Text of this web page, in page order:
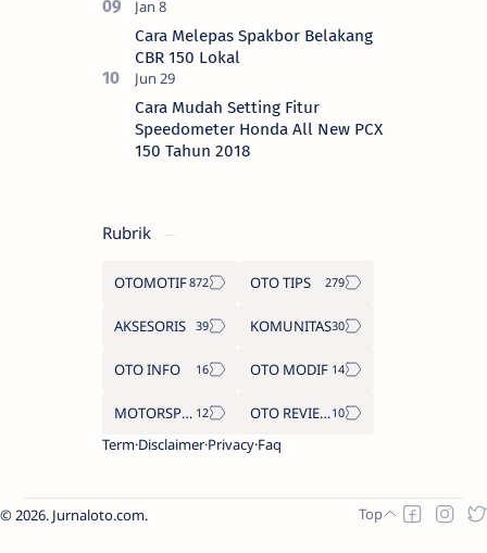
Cara Melepas Spakbor Belakang
CBR 150 Lokal
Cara Mudah Setting Fitur
Speedometer Honda All New PCX
150 Tahun 2018
Rubrik
OTOMOTIF OTO TIPS
AKSESORIS KOMUNITAS
OTO INFO OTO MODIF
MOTORSPORT
OTO REVIEW
Term Disclaimer Privacy Faq
2026. Jurnaloto.com.